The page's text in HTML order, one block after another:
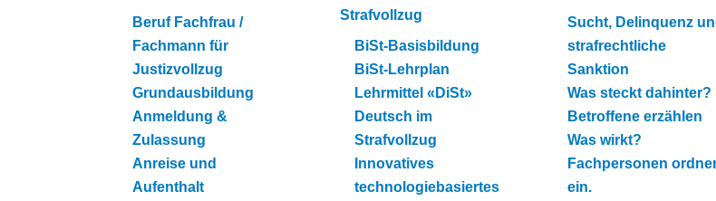
Beruf Fachfrau /
Fachmann für
Justizvollzug
Grundausbildung
Anmeldung &
Zulassung
Anreise und
Aufenthalt
Strafvollzug
BiSt-Basisbildung
BiSt-Lehrplan
Lehrmittel «DiSt»
Deutsch im
Strafvollzug
Innovatives
technologiebasiertes
Sucht, Delinquenz
strafrechtliche
Sanktion
Was steckt dahinter?
Betroffene erzählen
Was wirkt?
Fachpersonen
ein.